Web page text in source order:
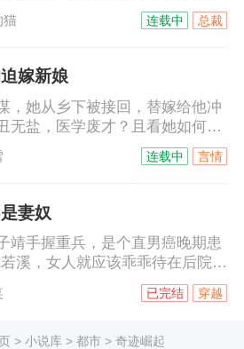
本以为那是他的善意，没想到，
债的。十年间，她一直以为他恨
不允许她叫他哥，她只能叫他
霆琛，穆霆琛，一遍遍，根深蒂
猫 总裁
连载中
嫁新娘
，她从乡下被接回，替嫁给他冲
无盐，医学废才？且看她如何妙
绝丽风姿！脸被打肿的海城名媛
状，陆少……等等，她嫁的鬼夫
腿，老公，你不是快不行了么？
吃了她的表情，看来我要身体力
看我究竟行不行！
言情
连载中
妻奴
靖手握重兵，是个直男癌晚期患
溪，女人就应该乖乖待在后院，
了你给本王包扎，本王中毒了你
毒，舞弄权势非女子所为。”说着
侍卫们无语擦汗“沈若溪，女人应
穿越
已完结
> 小说库 > 都市 > 奇迹崛起